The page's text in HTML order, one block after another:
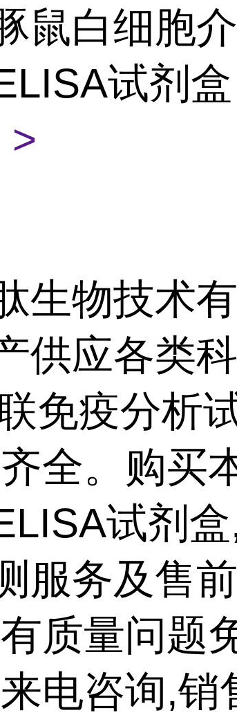
鼠白细胞
试剂
>
生物技术
供应各类
免疫分析
全。购买
试剂
服务及售
质量问题
电咨询,销